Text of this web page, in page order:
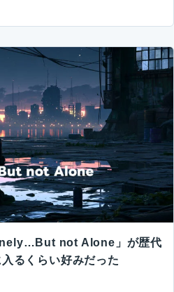
not Alone」が歴代
るくらい好みだった